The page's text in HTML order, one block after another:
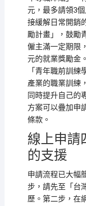
元，最多請領3
接緩解日常開銷
勵計畫」，鼓勵
僱主滿一定期限
元的就業獎勵金
「青年職前訓
產業的職業訓練
同時提升自己的
方案可以疊加申
條款。
線上申請
的支援
申請流程已大幅
步，請先至「台
歷。第二步，在